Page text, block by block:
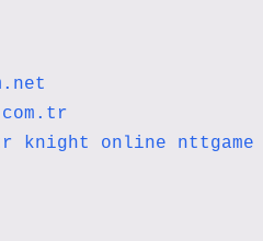
knight online
nttgame